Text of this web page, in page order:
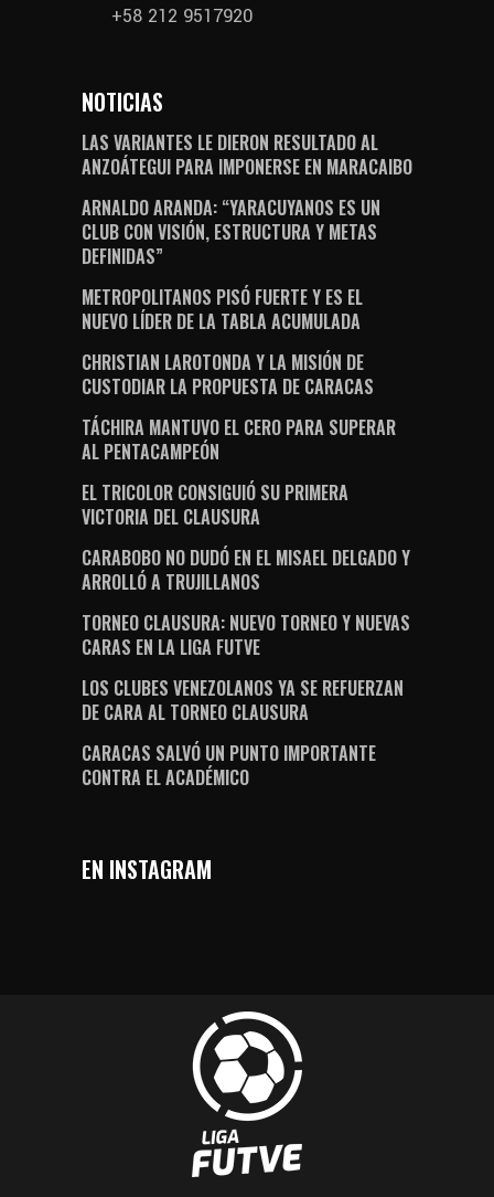
+58 212 9517920
NOTICIAS
LAS VARIANTES LE DIERON RESULTADO AL
ANZOÁTEGUI PARA IMPONERSE EN MARACAIBO
ARNALDO ARANDA: “YARACUYANOS ES UN
CLUB CON VISIÓN, ESTRUCTURA Y METAS
DEFINIDAS”
METROPOLITANOS PISÓ FUERTE Y ES EL
NUEVO LÍDER DE LA TABLA ACUMULADA
CHRISTIAN LAROTONDA Y LA MISIÓN DE
CUSTODIAR LA PROPUESTA DE CARACAS
TÁCHIRA MANTUVO EL CERO PARA SUPERAR
AL PENTACAMPEÓN
EL TRICOLOR CONSIGUIÓ SU PRIMERA
VICTORIA DEL CLAUSURA
CARABOBO NO DUDÓ EN EL MISAEL DELGADO Y
ARROLLÓ A TRUJILLANOS
TORNEO CLAUSURA: NUEVO TORNEO Y NUEVAS
CARAS EN LA LIGA FUTVE
LOS CLUBES VENEZOLANOS YA SE REFUERZAN
DE CARA AL TORNEO CLAUSURA
CARACAS SALVÓ UN PUNTO IMPORTANTE
CONTRA EL ACADÉMICO
EN INSTAGRAM